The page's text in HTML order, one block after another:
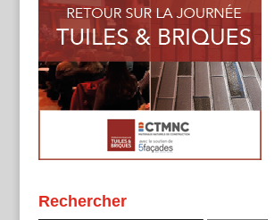
Rechercher